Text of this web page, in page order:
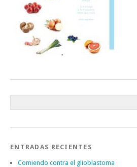
ENTRADAS RECIENTES
Comiendo contra el glioblastoma